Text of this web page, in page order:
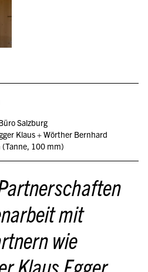
Salzburg
Klaus + Wörther Bernhard
100 mm)
mit
wie
Klaus Egger